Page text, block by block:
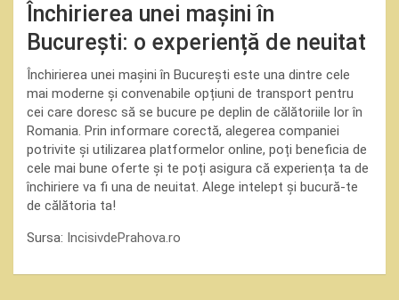
Închirierea unei mașini în
București: o experiență de neuitat
Închirierea unei mașini în București este una dintre cele
mai moderne și convenabile opțiuni de transport pentru
cei care doresc să se bucure pe deplin de călătoriile lor în
Romania. Prin informare corectă, alegerea companiei
potrivite și utilizarea platformelor online, poți beneficia de
cele mai bune oferte și te poți asigura că experiența ta de
închiriere va fi una de neuitat. Alege intelept și bucură-te
de călătoria ta!
Sursa: IncisivdePrahova.ro